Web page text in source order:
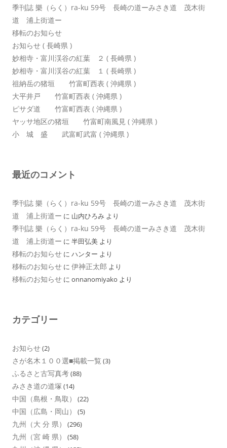
季刊誌 樂（らく）ra-ku 59号 長崎の道ーみさき道 茂木街
道 浦上街道ー
移転のお知らせ
お知らせ ( 長崎県 )
妙相寺・富川渓谷の紅葉 ２ ( 長崎県 )
妙相寺・富川渓谷の紅葉 １ ( 長崎県 )
祖納岳の猪垣 竹富町西表 ( 沖縄県 )
大平井戸 竹富町西表 ( 沖縄県 )
ピサダ道 竹富町西表 ( 沖縄県 )
ヤッサ地区の猪垣 竹富町南風見 ( 沖縄県 )
小 城 盛 武富町武富 ( 沖縄県 )
最近のコメント
季刊誌 樂（らく）ra-ku 59号 長崎の道ーみさき道 茂木街
道 浦上街道ー に 山内ひろみ より
季刊誌 樂（らく）ra-ku 59号 長崎の道ーみさき道 茂木街
道 浦上街道ー に 半田弘美 より
移転のお知らせ に ハンター より
移転のお知らせ に 伊神正太郎 より
移転のお知らせ に onnanomiyako より
カテゴリー
お知らせ(2)
さが名木１００選■掲載一覧 (3)
ふるさと古写真考(88)
みさき道の道塚 (14)
中国（島根・鳥取） (22)
中国（広島・岡山） (5)
九州（大 分 県） (296)
九州（宮 崎 県） (58)